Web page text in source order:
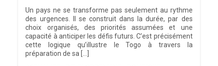
Un pays ne se transforme pas seulement au rythme
des urgences. Il se construit dans la durée, par des
choix organisés, des priorités assumées et une
capacité à anticiper les défis futurs. C’est précisément
cette logique qu’illustre le Togo à travers la
préparation de sa […]